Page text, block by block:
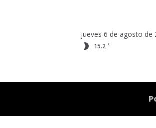
jueves 6 de agosto de
15.2 C